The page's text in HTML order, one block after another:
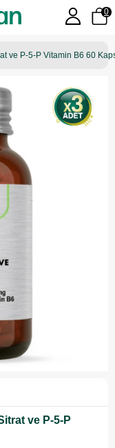
0
ve P-5-P Vitamin B6 60
ve P-5-P